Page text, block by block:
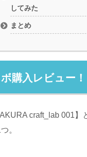
してみた
まとめ
購入レビュー
craft_lab 001
。